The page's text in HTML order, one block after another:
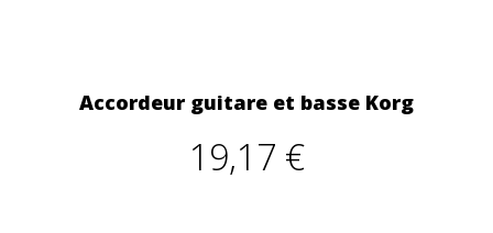
Accordeur guitare et basse Korg
19,17 €